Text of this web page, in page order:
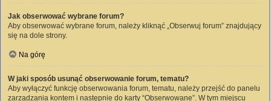
Jak obserwować wybrane forum?
Aby obserwować wybrane forum, należy kliknąć „Obserwuj forum” znajdujący
się na dole strony.
Na górę
W jaki sposób usunąć obserwowanie forum, tematu?
Aby wyłączyć funkcję obserwowania forum, tematu, należy przejść do panelu
zarządzania kontem i następnie do karty “Obserwowane”. W tym miejscu